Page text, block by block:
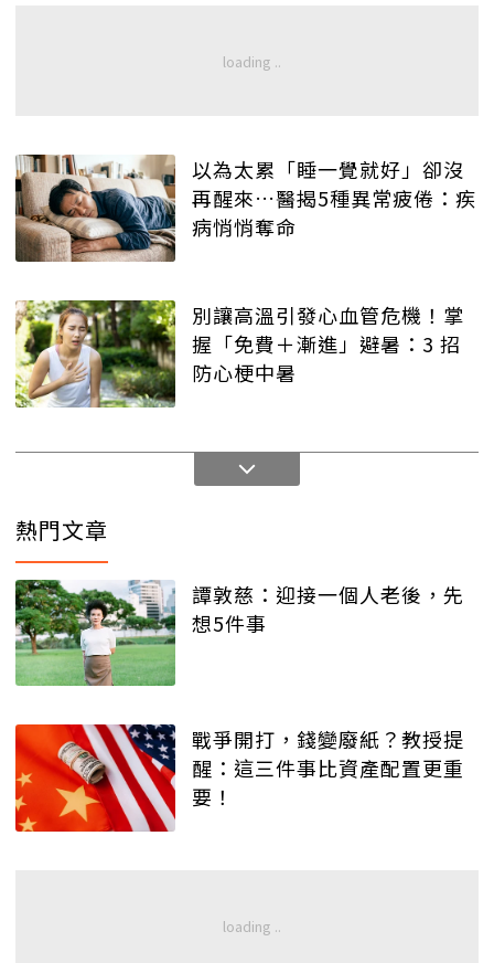
以為太累「睡一覺就好」卻沒
再醒來…醫揭5種異常疲倦：疾
病悄悄奪命
別讓高溫引發心血管危機！掌
握「免費＋漸進」避暑：3 招
防心梗中暑
熱門文章
譚敦慈：迎接一個人老後，先
想5件事
戰爭開打，錢變廢紙？教授提
醒：這三件事比資產配置更重
要！